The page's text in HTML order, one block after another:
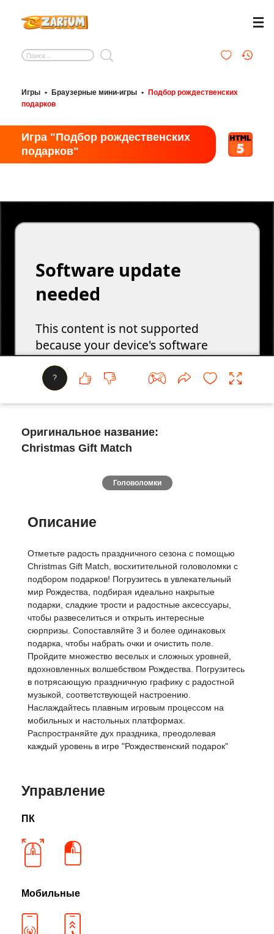
Игры • Браузерные мини-игры •
Подбор рождественских
подарков
Игра "Подбор рождественских
подарков"
?
Оригинальное название:
Christmas Gift Match
Головоломки
Описание
Отметьте радость праздничного сезона с помощью
Christmas Gift Match, восхитительной головоломки с
подбором подарков! Погрузитесь в увлекательный
мир Рождества, подбирая идеально накрытые
подарки, сладкие трости и радостные аксессуары,
чтобы развеселиться и открыть интересные
сюрпризы. Сопоставляйте 3 и более одинаковых
подарка, чтобы набрать очки и очистить поле.
Пройдите множество веселых и сложных уровней,
вдохновленных волшебством Рождества. Погрузитесь
в потрясающую праздничную графику с радостной
музыкой, соответствующей настроению.
Наслаждайтесь плавным игровым процессом на
мобильных и настольных платформах.
Распространяйте дух праздника, преодолевая
каждый уровень в игре "Рождественский подарок"
Управление
ПК
Мобильные